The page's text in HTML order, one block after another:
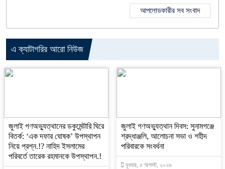
আপলোডকারীর সব সংবাদ
এ ক্যাটাগরির আরো নিউজ
‎জুলাই গণঅভ্যুত্থানের ডকুমেন্টারি ঘিরে
বিতর্ক: ‘এক দফার ঘোষক’ উপস্থাপন
নিয়ে প্রশ্ন.!? নাহিদ ইসলামের
পরিবর্তে তারেক রহমানকে উপস্থাপন.!
জুলাই গণঅভ্যুত্থান দিবস: সুনামগঞ্জে
শ্রদ্ধাঞ্জলি, আলোচনা সভা ও শহীদ
পরিবারকে সংবর্ধনা
বুধবার, ৫ অগাস্ট, ২০২৬